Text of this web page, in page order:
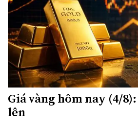
Giá vàng hôm nay (4/
lên